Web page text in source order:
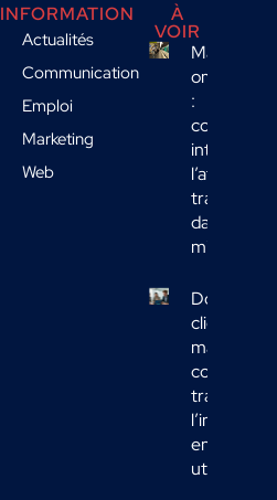
INFORMATION
Actualités
Communication
Emploi
Marketing
Web
À
VOIR
Marketing
omnicanal
:
comment
intégrer
l’affichage
transport
dans votre
mix média
Données
clients
marketing :
comment
en actions
utiles ?